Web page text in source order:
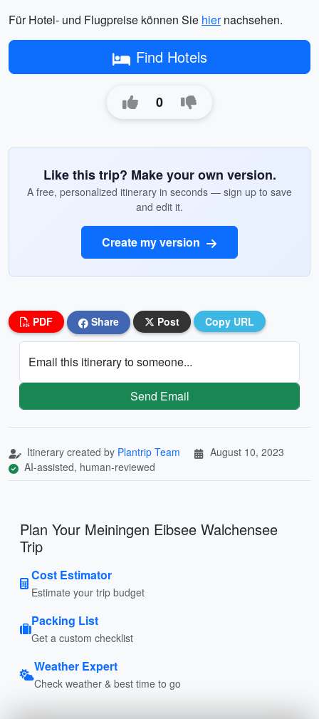
Für Hotel- und Flugpreise können Sie hiernachsehen.
Find Hotels
0
Like this trip? Make your own version.
A free, personalized itinerary in seconds — sign up to save
and edit it.
Create my version
PDF Share Post Copy URL
Email this itinerary to someone...
Send Email
Itinerary created by Plantrip Team
August 10, 2023
AI-assisted, human-reviewed
Plan Your Meiningen Eibsee Walchensee
Trip
Cost Estimator
Estimate your trip budget
Packing List
Get a custom checklist
Weather Expert
Check weather & best time to go